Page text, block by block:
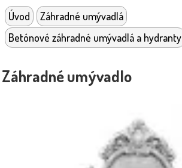
Úvod
Záhradné umývadlá
Betónové záhradné umývadlá a hydranty
Záhradné umývadlo